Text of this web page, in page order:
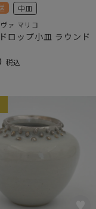
中皿
ァ マリコ
ロップ小皿 ラウンド
税込